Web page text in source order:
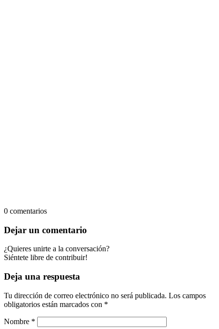
0 comentarios
Dejar un comentario
¿Quieres unirte a la conversación?
Siéntete libre de contribuir!
Deja una respuesta
Tu dirección de correo electrónico no será publicada. Los campos
obligatorios están marcados con *
Nombre *